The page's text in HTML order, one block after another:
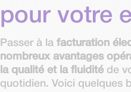
pour votre
Passer à lafacturation
nombreux avantages
la qualité et la fluidité de
quotidien. Voici quelques